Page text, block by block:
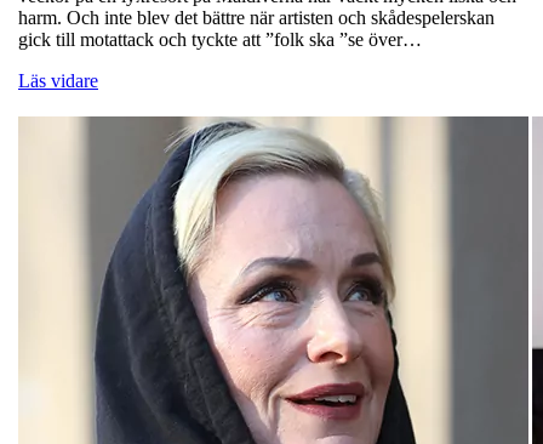
harm. Och inte blev det bättre när artisten och skådespelerskan
gick till motattack och tyckte att ”folk ska ”se över…
Läs vidare